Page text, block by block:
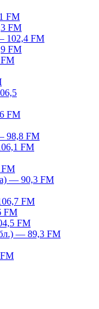
FM
FM
102,4 FM
FM
FM
98,8 FM
FM
— 90,3 FM
FM
FM
FM
— 89,3 FM